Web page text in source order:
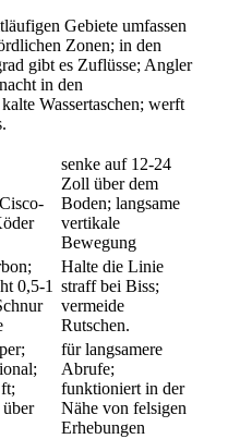
Gebiete umfassen
Zonen; in den
gibt es Zuflüsse; Angler
in den
Wassertaschen; werft
senke auf 12-24
Zoll über dem
Boden; langsame
vertikale
Bewegung
0,5-1
Halte die Linie
straff bei Biss;
vermeide
Rutschen.
für langsamere
Abrufe;
funktioniert in der
Nähe von felsigen
Erhebungen